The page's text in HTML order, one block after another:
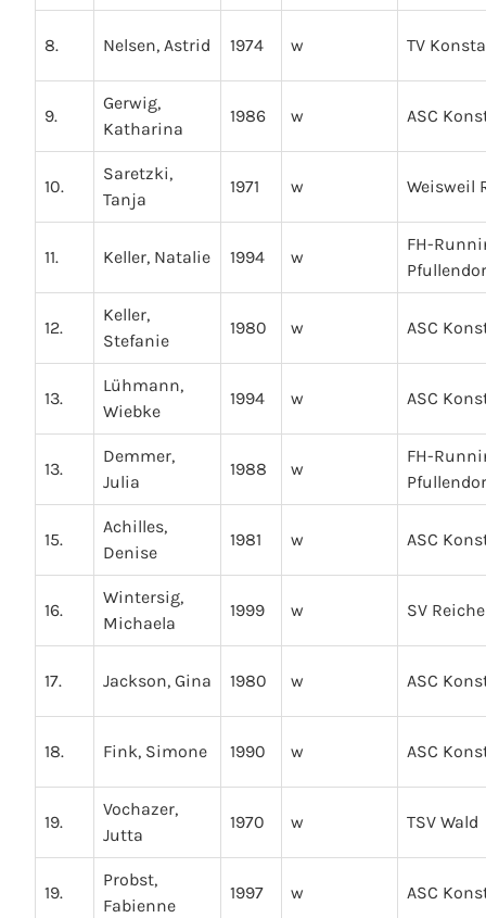
8. Nelsen, Astrid 1974 w TV
9.
Gerwig,
Katharina
1986 w ASC
10.
Saretzki,
Tanja
1971 w Weisweil
11. Keller, Natalie 1994 w
FH-
12.
Keller,
Stefanie
1980 w ASC
13.
Lühmann,
Wiebke
1994 w ASC
13.
Demmer,
Julia
1988 w
FH-
15.
Achilles,
Denise
1981 w ASC
16.
Wintersig,
Michaela
1999 w SV
17. Jackson, Gina 1980 w ASC
18. Fink, Simone 1990 w ASC
19.
Vochazer,
Jutta
1970 w TSV Wald
19.
Probst,
Fabienne
1997 w ASC